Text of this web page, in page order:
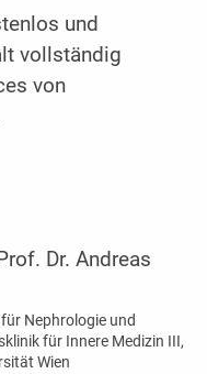
und
vollständig
von
Dr. Andreas
Nephrologie und
für Innere Medizin III,
Wien